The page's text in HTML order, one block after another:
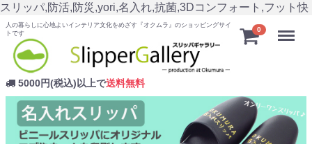
スリッパ,防活,防災,yori,名入れ,抗菌,3Dコンフォート,フット快
人の暮らしに心地よいインテリア文化をめざす『オクムラ』のショッピングサイ
トです
5000円(税込)以上で送料無料
0 Menu